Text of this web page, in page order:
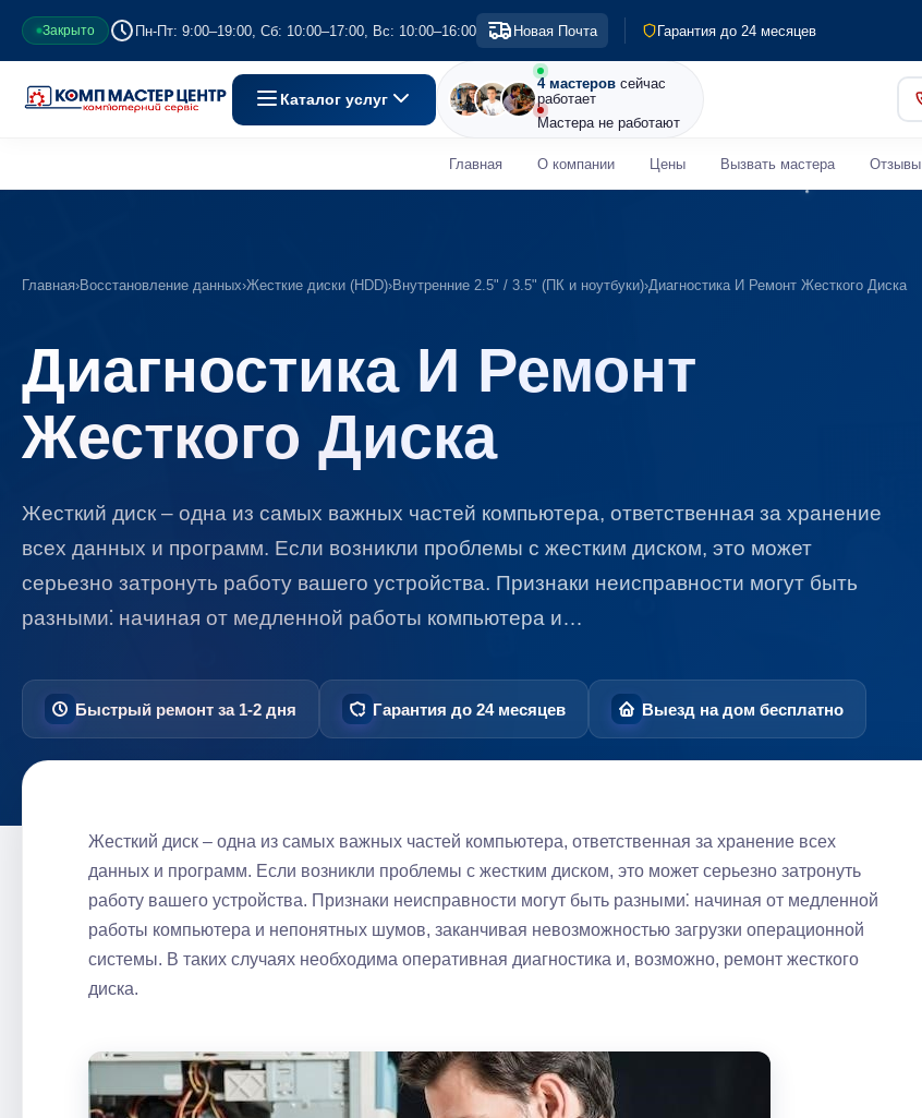
Закрыто Пн-Пт: 9:00–19:00, Сб: 10:00–17:00, Вс: 10:00–16:00 Новая Почта
Диагностика 0 грн
Каталог услуг
4 мастеровсейчас
работает
Мастера не работают
Главная О компании Цены Вызвать мастера Отзывы
Главная›Восстановление данных›Жесткие диски (HDD)›Внутренние 2.5" / 3.5" (ПК и ноутбуки)›Диагностика И Ремонт Жесткого Диска
Диагностика И Ремонт
Жесткого Диска
Жесткий диск – одна из самых важных частей компьютера, ответственная за хранение
всех данных и программ. Если возникли проблемы с жестким диском, это может
серьезно затронуть работу вашего устройства. Признаки неисправности могут быть
разными⁚ начиная от медленной работы компьютера и…
Быстрый ремонт за 1-2 дня Гарантия до 24 месяцев Выезд на дом бесплатно
Жесткий диск – одна из самых важных частей компьютера, ответственная за хранение всех
данных и программ. Если возникли проблемы с жестким диском, это может серьезно затронуть
работу вашего устройства. Признаки неисправности могут быть разными⁚ начиная от медленной
работы компьютера и непонятных шумов, заканчивая невозможностью загрузки операционной
системы. В таких случаях необходима оперативная диагностика и, возможно, ремонт жесткого
диска.